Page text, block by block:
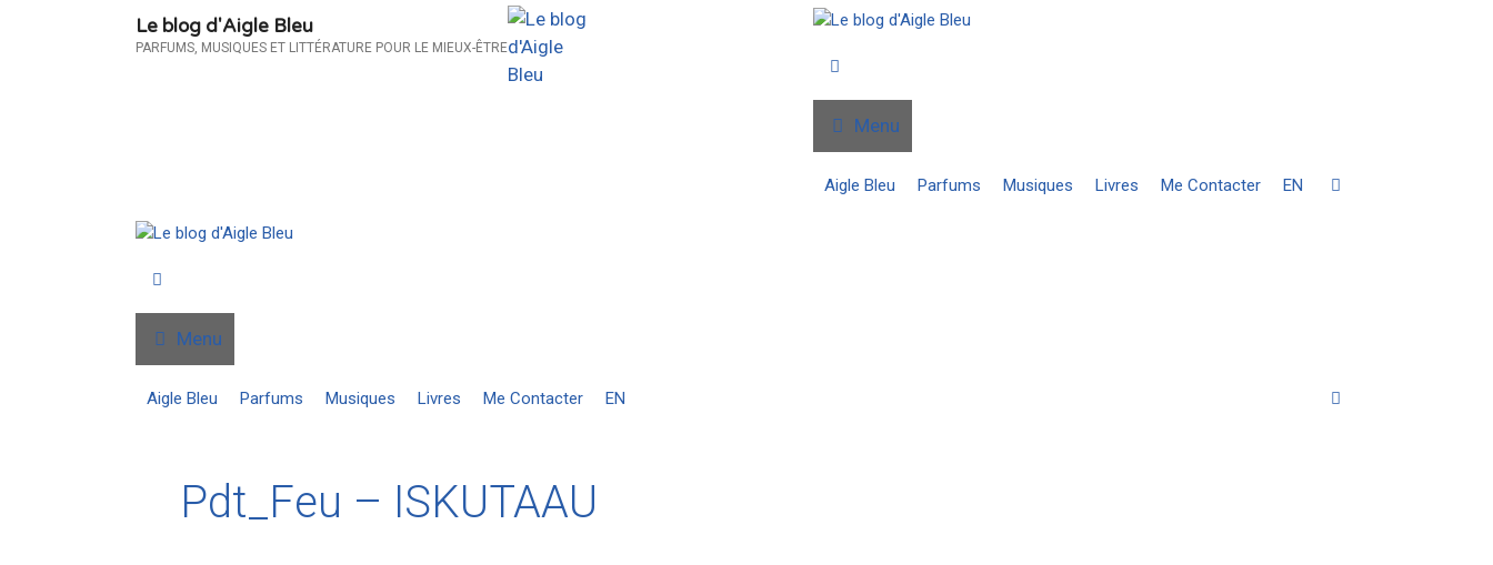
Le blog d'Aigle Bleu
PARFUMS, MUSIQUES ET LITTÉRATURE POUR LE MIEUX-ÊTRE
Menu
Aigle Bleu Parfums Musiques Livres Me Contacter EN
Menu
Aigle Bleu Parfums Musiques Livres Me Contacter EN
Pdt_Feu – ISKUTAAU